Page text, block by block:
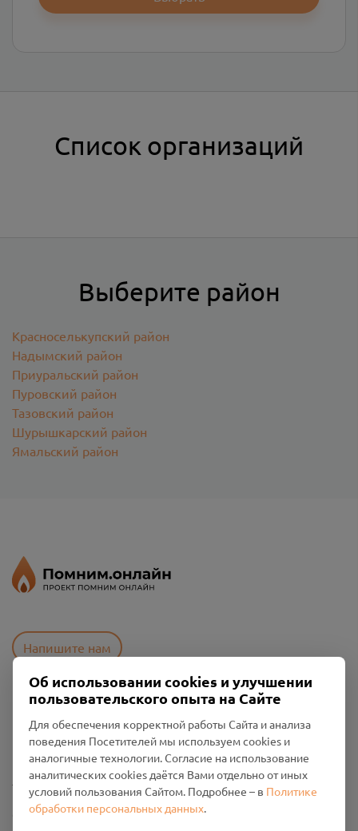
Список организаций
Выберите район
Красноселькупский район
Надымский район
Приуральский район
Пуровский район
Тазовский район
Шурышкарский район
Ямальский район
Напишите нам
Политика конфиденциальности
Промо-материалы
Настройки cookies
Общество с ограниченной ответственностью «Смоленский
Об использовании cookies и улучшении
пользовательского опыта на Сайте
Для обеспечения корректной работы Сайта и анализа
поведения Посетителей мы используем cookies и
аналогичные технологии. Согласие на использование
аналитических cookies даётся Вами отдельно от иных
условий пользования Сайтом. Подробнее – в Политике
обработки персональных данных.